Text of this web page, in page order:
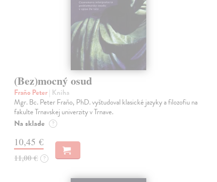
(Bez)mocný osud
Fraňo Peter| Kniha
Mgr. Bc. Peter Fraňo, PhD. vyštudoval klasické jazyky a filozofiu na
fakulte Trnavskej univerzity v Trnave.
Na sklade ?
10,45 €
11,00 € ?